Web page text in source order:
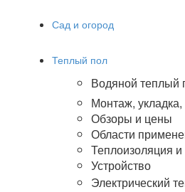
Сад и огород
Теплый пол
Водяной теплый
Монтаж, укладка,
Обзоры и цены
Области
Теплоизоляция и
Устройство
Электрический